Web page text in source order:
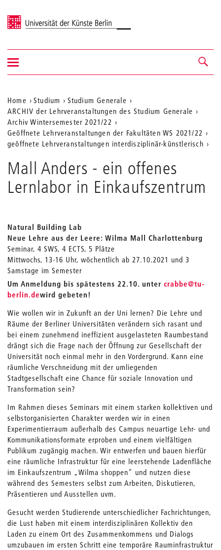
Universität der Künste Berlin
Navigation &
Suche
Navigation
ein-/ausblenden
Aktuelle
Position
auf
der
Webseite
Home Studium
Studium Generale
ARCHIV der Lehrveranstaltungen des Studium Generale
Archiv Wintersemester 2021/22
Geöffnete Lehrveranstaltungen der Fakultäten WS 2021/22
geöffnete Lehrveranstaltungen interdisziplinär-künstlerisch
Mall Anders - ein offenes
Lernlabor in Einkaufszentrum
Natural Building Lab
Neue Lehre aus der Leere: Wilma Mall Charlottenburg
Seminar, 4 SWS, 4 ECTS, 5 Plätze
Mittwochs, 13-16 Uhr, wöchentlich ab 27.10.2021 und 3
Samstage im Semester
Um Anmeldung bis spätestens 22.10. unter crabbe_
@tu-
berlin.dewird gebeten!
Wie wollen wir in Zukunft an der Uni lernen? Die Lehre und
Räume der Berliner Universitäten verändern sich rasant und
bei einem zunehmend ineffizient ausgelasteten Raumbestand
drängt sich die Frage nach der Öffnung zur Gesellschaft der
Universität noch einmal mehr in den Vordergrund. Kann eine
räumliche Verschneidung mit der umliegenden
Stadtgesellschaft eine Chance für soziale Innovation und
Transformation sein?
Im Rahmen dieses Seminars mit einem starken kollektiven und
selbstorganisierten Charakter werden wir in einen
Experimentierraum außerhalb des Campus neuartige Lehr- und
Kommunikationsformate erproben und einem vielfältigen
Publikum zugängig machen. Wir entwerfen und bauen hierfür
eine räumliche Infrastruktur für eine leerstehende Ladenfläche
im Einkaufszentrum „Wilma shoppen“ und nutzen diese
während des Semesters selbst zum Arbeiten, Diskutieren,
Präsentieren und Ausstellen uvm.
Gesucht werden Studierende unterschiedlicher Fachrichtungen,
die Lust haben mit einem interdisziplinären Kollektiv den
Laden zu einem Ort des Zusammenkommens und Dialogs
umzubauen im ersten Schritt eine temporäre Rauminfrastruktur